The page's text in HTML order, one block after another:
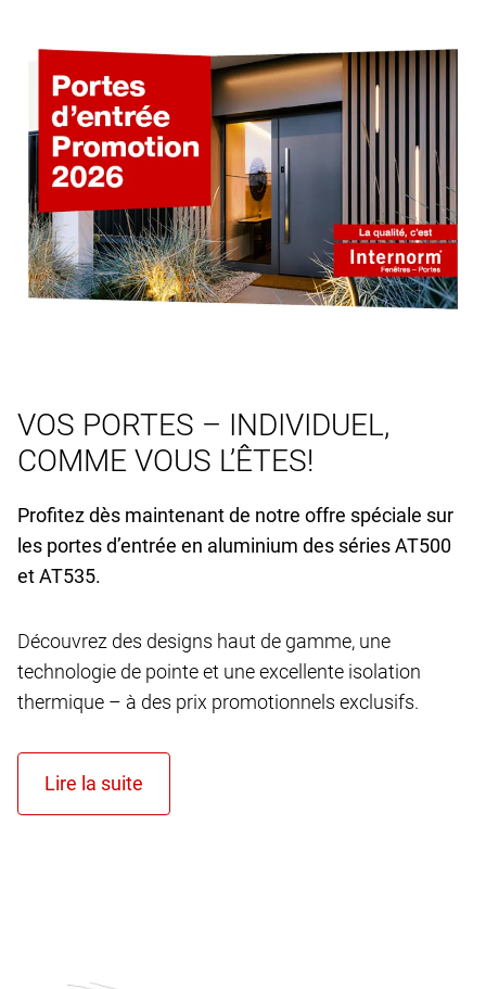
VOS PORTES – INDIVIDUEL,
COMME VOUS L’ÊTES!
Profitez dès maintenant de notre offre spéciale sur
les portes d’entrée en aluminium des séries AT500
et AT535.
Découvrez des designs haut de gamme, une
technologie de pointe et une excellente isolation
thermique – à des prix promotionnels exclusifs.